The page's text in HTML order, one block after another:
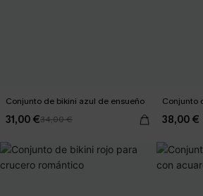
Conjunto de bikini azul de ensueño
31,00 €34,00 €
Conjunto
38,00 €